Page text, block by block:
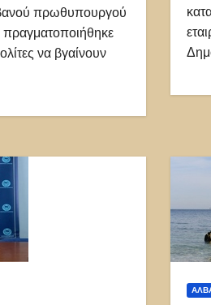
πρωθυπουργού
να βγαίνουν